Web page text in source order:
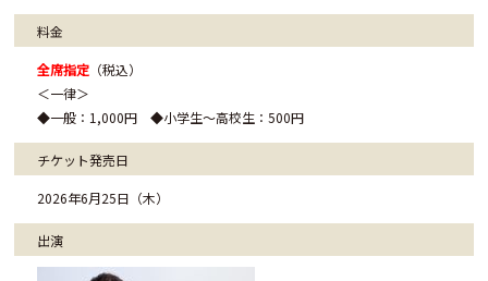
料金
全席指定 （税込）
＜一律＞
◆一般：1,000円 ◆小学生～高校生：500円
チケット発売日
2026年6月25日（木）
出演